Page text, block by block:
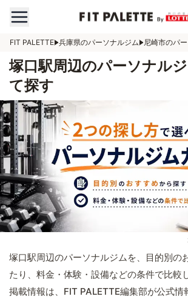
FIT PALETTE 兵庫県のパーソナルジム 尼崎市のパ
塚口駅周辺のパーソナル
て探す
塚口駅周辺のパーソナルジムを、目的別の
たり、料金・体験・設備などの条件で比較
掲載情報は、FIT PALETTE編集部が公式情